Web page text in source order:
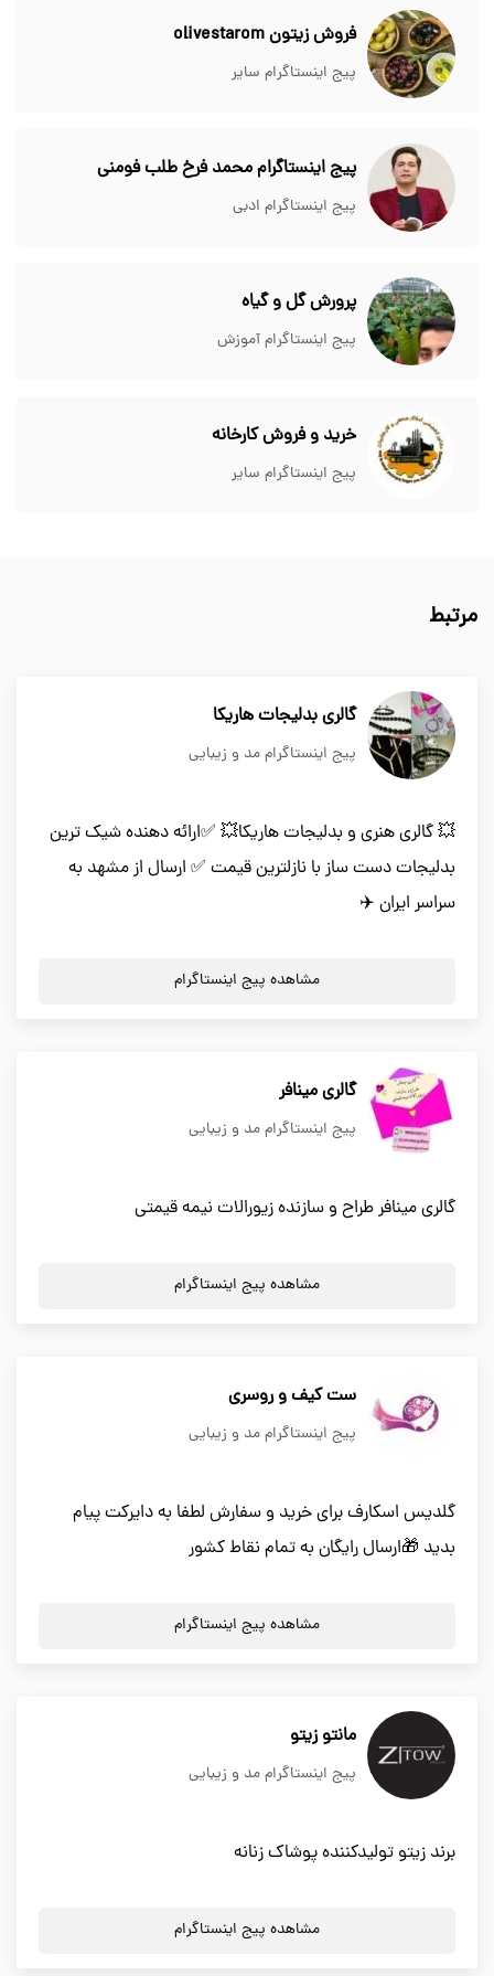
فروش زیتون olivestarom
پیج اینستاگرام سایر
پیج اینستاگرام محمد فرخ طلب فومنی
پیج اینستاگرام ادبی
پرورش گل و گیاه
پیج اینستاگرام آموزش
خرید و فروش کارخانه
پیج اینستاگرام سایر
مرتبط
گالری بدلیجات هاریکا
پیج اینستاگرام مد و زیبایی
💥 گالری هنری و بدلیجات هاریکا💥 ✅ارائه دهنده شیک ترین
بدلیجات دست ساز با نازلترین قیمت ✅ ارسال از مشهد به
سراسر ایران ✈️
مشاهده پیج اینستاگرام
گالری مینافر
پیج اینستاگرام مد و زیبایی
گالری مینافر طراح و سازنده زیورالات نیمه قیمتی
مشاهده پیج اینستاگرام
ست کیف و روسری
پیج اینستاگرام مد و زیبایی
گلدیس اسکارف برای خرید و سفارش لطفا به دایرکت پیام
بدید 🎁ارسال رایگان به تمام نقاط کشور
مشاهده پیج اینستاگرام
مانتو زیتو
پیج اینستاگرام مد و زیبایی
برند زیتو تولیدکننده پوشاک زنانه
مشاهده پیج اینستاگرام